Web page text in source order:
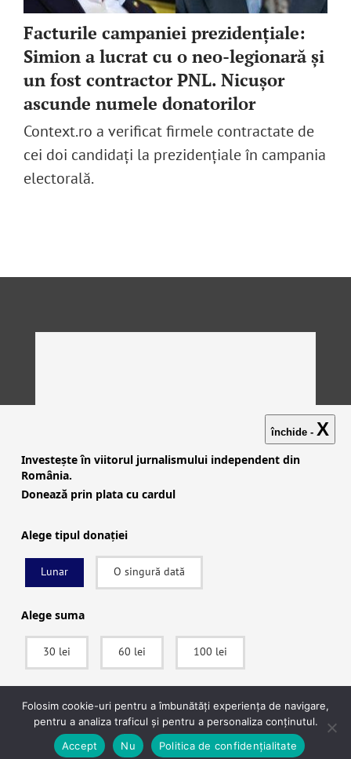
Facturile campaniei prezidențiale:
Simion a lucrat cu o neo-legionară și
un fost contractor PNL. Nicușor
ascunde numele donatorilor
Context.ro a verificat firmele contractate de
cei doi candidați la prezidențiale în campania
electorală.
Investigații Știri |Explicative
facebook|instagram x (twitter)|youtube
Politica de confidențialitate|Politica de cookies
© 2022 Context.ro. Toate drepturile rezervate. WebsiteEcuson
Studio
închide - X
Investește în viitorul jurnalismului independent din
România.
Donează prin plata cu cardul
Alege tipul donației
Lunar O singură dată
Alege suma
30 lei 60 lei 100 lei
SUSȚINE
După ce vei apăsa pe Donează vei fi redirecționat către pagina securizată a
procesatorului de plăți Stripe, unde vei putea plăti în siguranță.
Folosim cookie-uri pentru a îmbunătăți experiența de navigare,
pentru a analiza traficul și pentru a personaliza conținutul.
Accept
Nu Politica de confidențialitate